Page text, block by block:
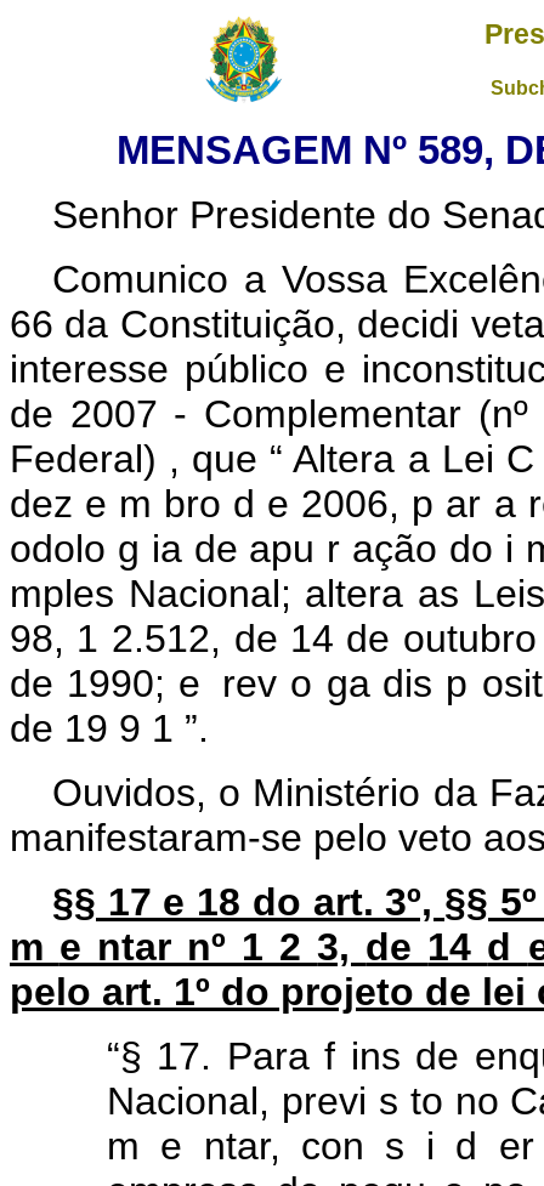
MENSAGEM Nº 589,
Senhor Presidente do
Comunico a Vossa
66 da Constituição, decidi
interesse público e
de 2007 - Complementar
Federal) , que “Altera a Lei
dez e m bro d e 2006, p ar a
odolo g ia de apu r ação do i
mples Nacional; altera as
98, 1 2.512, de 14 de
de 1990; e rev o ga dis p
de 19 9 1 ”.
Ouvidos, o Ministério da
manifestaram-se pelo veto
§§ 17 e 18 do art. 3º, §§
m e ntar nº 1 23, de 14 d
pelo art. 1º do projeto de lei
“§ 17. Paraf ins de
Nacional, previ s to no
m e ntar, con s i d